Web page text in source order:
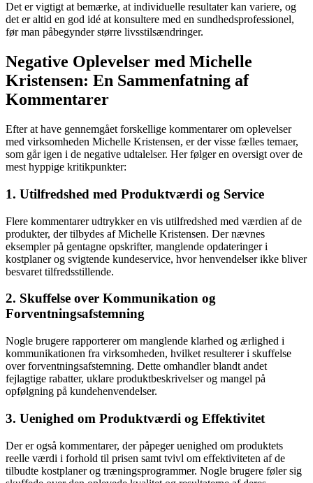
Det er vigtigt at bemærke, at individuelle resultater kan variere, og
det er altid en god idé at konsultere med en sundhedsprofessionel,
før man påbegynder større livsstilsændringer.
Negative Oplevelser med Michelle
Kristensen: En Sammenfatning af
Kommentarer
Efter at have gennemgået forskellige kommentarer om oplevelser
med virksomheden Michelle Kristensen, er der visse fælles temaer,
som går igen i de negative udtalelser. Her følger en oversigt over de
mest hyppige kritikpunkter:
1. Utilfredshed med Produktværdi og Service
Flere kommentarer udtrykker en vis utilfredshed med værdien af de
produkter, der tilbydes af Michelle Kristensen. Der nævnes
eksempler på gentagne opskrifter, manglende opdateringer i
kostplaner og svigtende kundeservice, hvor henvendelser ikke bliver
besvaret tilfredsstillende.
2. Skuffelse over Kommunikation og
Forventningsafstemning
Nogle brugere rapporterer om manglende klarhed og ærlighed i
kommunikationen fra virksomheden, hvilket resulterer i skuffelse
over forventningsafstemning. Dette omhandler blandt andet
fejlagtige rabatter, uklare produktbeskrivelser og mangel på
opfølgning på kundehenvendelser.
3. Uenighed om Produktværdi og Effektivitet
Der er også kommentarer, der påpeger uenighed om produktets
reelle værdi i forhold til prisen samt tvivl om effektiviteten af de
tilbudte kostplaner og træningsprogrammer. Nogle brugere føler sig